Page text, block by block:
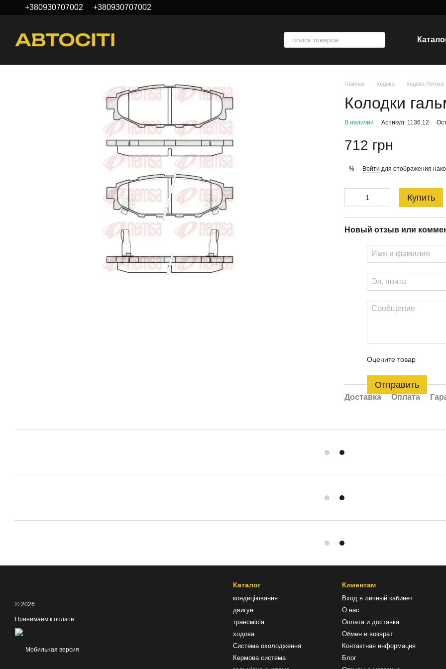
Перейти к основному контенту
+380930707002 +380930707002
Главная ходова ходова Remsa
Колодки
В наличии Артикул: 1136.12
712 грн
% Войти для отображения
Купить
Новый отзыв или
Оцените товар
Отправить
Доставка Оплата
© 2026
Принимаем к оплате
Мобильная версия
Каталог
кондиціювання
двигун
трансмісія
ходова
Система охолодження
Кермова система
Клиентам
Вход в личный кабинет
О нас
Оплата и доставка
Обмен и возврат
Контактная информация
Блог